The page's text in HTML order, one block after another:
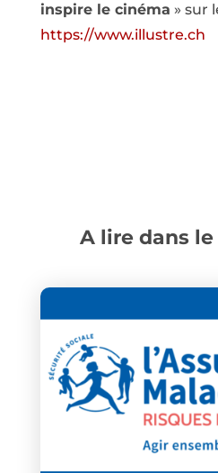
inspire le cinéma » sur
https://www.illustre.ch
A lire dans